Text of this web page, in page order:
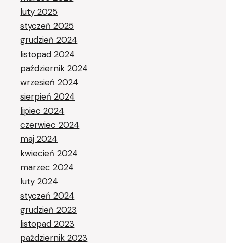
luty 2025
styczeń 2025
grudzień 2024
listopad 2024
październik 2024
wrzesień 2024
sierpień 2024
lipiec 2024
czerwiec 2024
maj 2024
kwiecień 2024
marzec 2024
luty 2024
styczeń 2024
grudzień 2023
listopad 2023
październik 2023